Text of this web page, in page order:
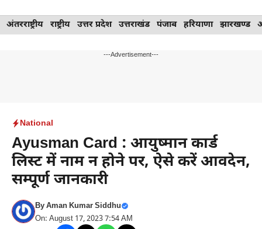
Skip
to
अंतरराष्ट्रीय राष्ट्रीय उत्तर प्रदेश उत्तराखंड पंजाब हरियाणा झारखण्ड
---Advertisement---
National
Ayusman Card : आयुष्मान कार्ड
लिस्ट में नाम न होने पर, ऐसे करें आवदेन,
सम्पूर्ण जानकारी
ByAman Kumar Siddhu
On: August 17, 2023 7:54 AM